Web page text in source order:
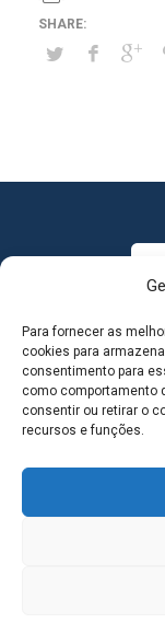
Para fornecer as
cookies para
consentimento para
como comportamento
consentir ou retirar o
recursos e funções.
MAPA DO SITE
SEDE DO